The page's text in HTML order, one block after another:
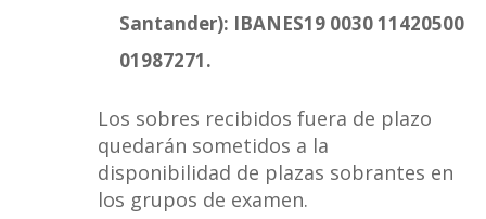
Santander): IBANES19 0030 11420500
01987271.
Los sobres recibidos fuera de plazo
quedarán sometidos a la
disponibilidad de plazas sobrantes en
los grupos de examen.